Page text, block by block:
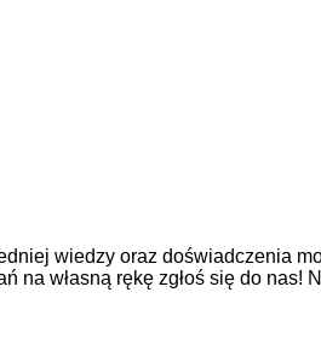
wiedzy oraz doświadczenia
na własną rękę zgłoś się do nas!